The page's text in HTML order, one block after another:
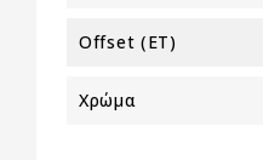
Offset (ET)
Χρώμα